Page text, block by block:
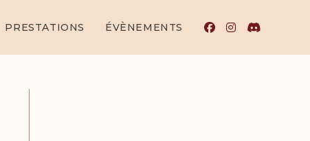
PRESTATIONS ÉVÈNEMENTS